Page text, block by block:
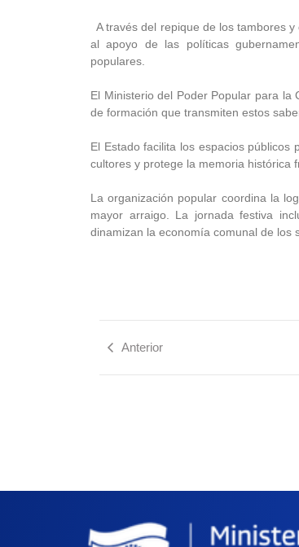
A través del repique de los tambores
al apoyo de las políticas
populares.
El Ministerio del Poder Popular para la
de formación que transmiten estos
El Estado facilita los espacios
cultores y protege la memoria histórica
La organización popular coordina la
mayor arraigo. La jornada festiva
dinamizan la economía comunal de los
Anterior